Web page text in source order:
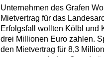
Unternehmen des Grafen
Mietvertrag für das
Erfolgsfall wollten Kölbl und
drei Millionen Euro zahlen.
den Mietvertrag für 8,3